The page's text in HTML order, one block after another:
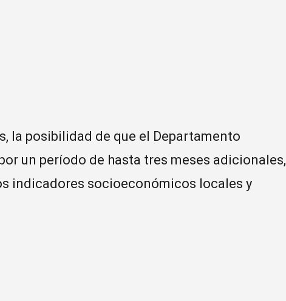
la posibilidad de que el Departamento
un período de hasta tres meses adicionales,
indicadores socioeconómicos locales y